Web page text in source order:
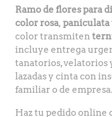
Ramo de flores para
color rosa, paniculata
color transmiten
incluye entrega
tanatorios, velatorios
lazadas y cinta con
familiar o de empresa.
Haz tu pedido online